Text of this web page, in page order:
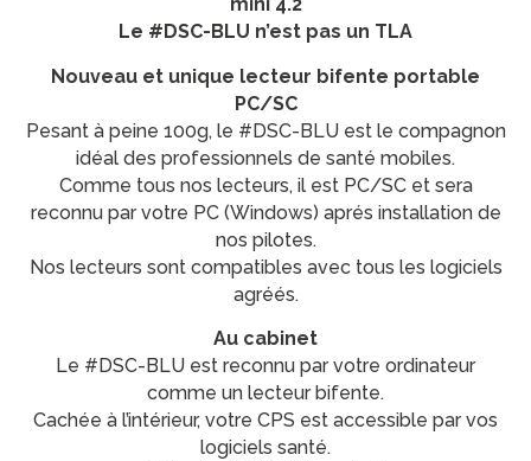
Le #DSC-BLU n’est pas un TLA
Nouveau et unique lecteur bifente portable
PC/SC
Pesant à peine 100g, le #DSC-BLU est le compagnon
idéal des professionnels de santé mobiles.
Comme tous nos lecteurs, il est PC/SC et sera
reconnu par votre PC (Windows) aprés installation de
nos pilotes.
Nos lecteurs sont compatibles avec tous les logiciels
agréés.
Au cabinet
Le #DSC-BLU est reconnu par votre ordinateur
comme un lecteur bifente.
Cachée à l’intérieur, votre CPS est accessible par vos
logiciels santé.